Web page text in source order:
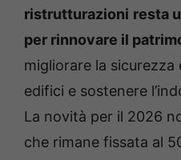
ristrutturazioni resta
per rinnovare il
migliorare la sicurezza
edifici e sostenere
La novità per il 2026
che rimane fissata al